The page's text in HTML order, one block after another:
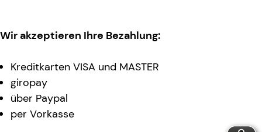
Wir akzeptieren Ihre Bezahlung:
Kreditkarten VISA und MASTER
giropay
über Paypal
per Vorkasse